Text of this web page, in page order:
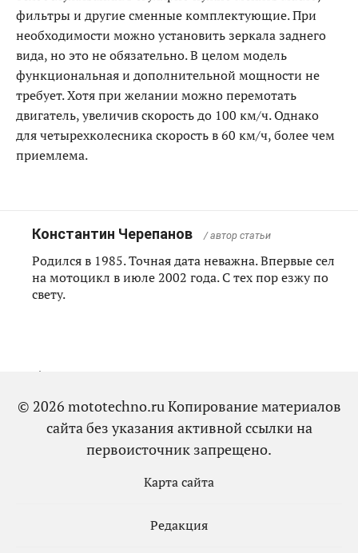
фильтры и другие сменные комплектующие. При
необходимости можно установить зеркала заднего
вида, но это не обязательно. В целом модель
функциональная и дополнительной мощности не
требует. Хотя при желании можно перемотать
двигатель, увеличив скорость до 100 км/ч. Однако
для четырехколесника скорость в 60 км/ч, более чем
приемлема.
Константин Черепанов / автор статьи
Родился в 1985. Точная дата неважна. Впервые сел
на мотоцикл в июле 2002 года. С тех пор езжу по
свету.
Добавить комментарий
© 2026 mototechno.ru Копирование материалов
сайта без указания активной ссылки на
первоисточник запрещено.
Карта сайта
Редакция